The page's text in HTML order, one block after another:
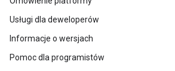
Usługi dla deweloperów
Informacje o wersjach
Pomoc dla programistów